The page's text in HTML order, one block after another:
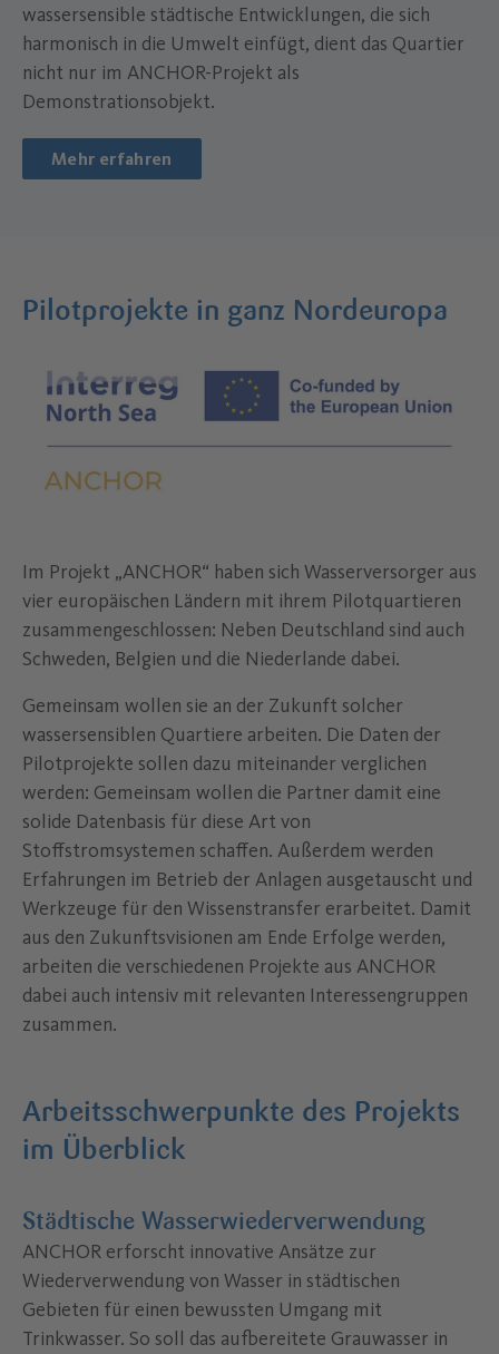
wassersensible städtische Entwicklungen, die sich
harmonisch in die Umwelt einfügt, dient das Quartier
nicht nur im ANCHOR-Projekt als
Demonstrationsobjekt.
Mehr erfahren
Pilotprojekte in ganz Nordeuropa
Im Projekt „ANCHOR“ haben sich Wasserversorger aus
vier europäischen Ländern mit ihrem Pilotquartieren
zusammengeschlossen: Neben Deutschland sind auch
Schweden, Belgien und die Niederlande dabei.
Gemeinsam wollen sie an der Zukunft solcher
wassersensiblen Quartiere arbeiten. Die Daten der
Pilotprojekte sollen dazu miteinander verglichen
werden: Gemeinsam wollen die Partner damit eine
solide Datenbasis für diese Art von
Stoffstromsystemen schaffen. Außerdem werden
Erfahrungen im Betrieb der Anlagen ausgetauscht und
Werkzeuge für den Wissenstransfer erarbeitet. Damit
aus den Zukunftsvisionen am Ende Erfolge werden,
arbeiten die verschiedenen Projekte aus ANCHOR
dabei auch intensiv mit relevanten Interessengruppen
zusammen.
Arbeitsschwerpunkte des Projekts
im Überblick
Städtische Wasserwiederverwendung
ANCHOR erforscht innovative Ansätze zur
Wiederverwendung von Wasser in städtischen
Gebieten für einen bewussten Umgang mit
Trinkwasser. So soll das aufbereitete Grauwasser in